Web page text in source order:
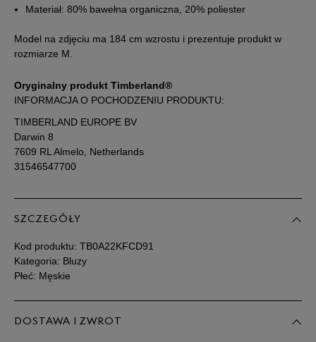
dostępności
dostępności
Materiał: 80% bawełna organiczna, 20% poliester
Model na zdjęciu ma 184 cm wzrostu i prezentuje produkt w
rozmiarze M.
Oryginalny produkt Timberland®
INFORMACJA O POCHODZENIU PRODUKTU:
TIMBERLAND EUROPE BV
Darwin 8
7609 RL Almelo, Netherlands
31546547700
SZCZEGÓŁY
Kod produktu: TB0A22KFCD91
Kategoria: Bluzy
Płeć: Męskie
DOSTAWA I ZWROT